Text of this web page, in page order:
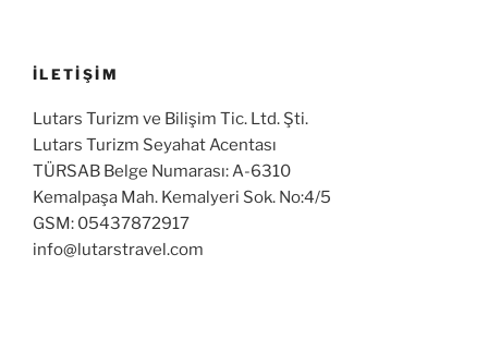
İLETİŞİM
Lutars Turizm ve Bilişim Tic. Ltd. Şti.
Lutars Turizm Seyahat Acentası
TÜRSAB Belge Numarası: A-6310
Kemalpaşa Mah. Kemalyeri Sok. No:4/5
GSM: 05437872917
info@lutarstravel.com